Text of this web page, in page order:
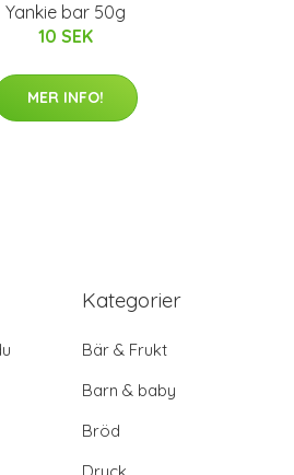
Yankie bar 50g
10 SEK
MER INFO!
Kategorier
Bär & Frukt
Barn & baby
Bröd